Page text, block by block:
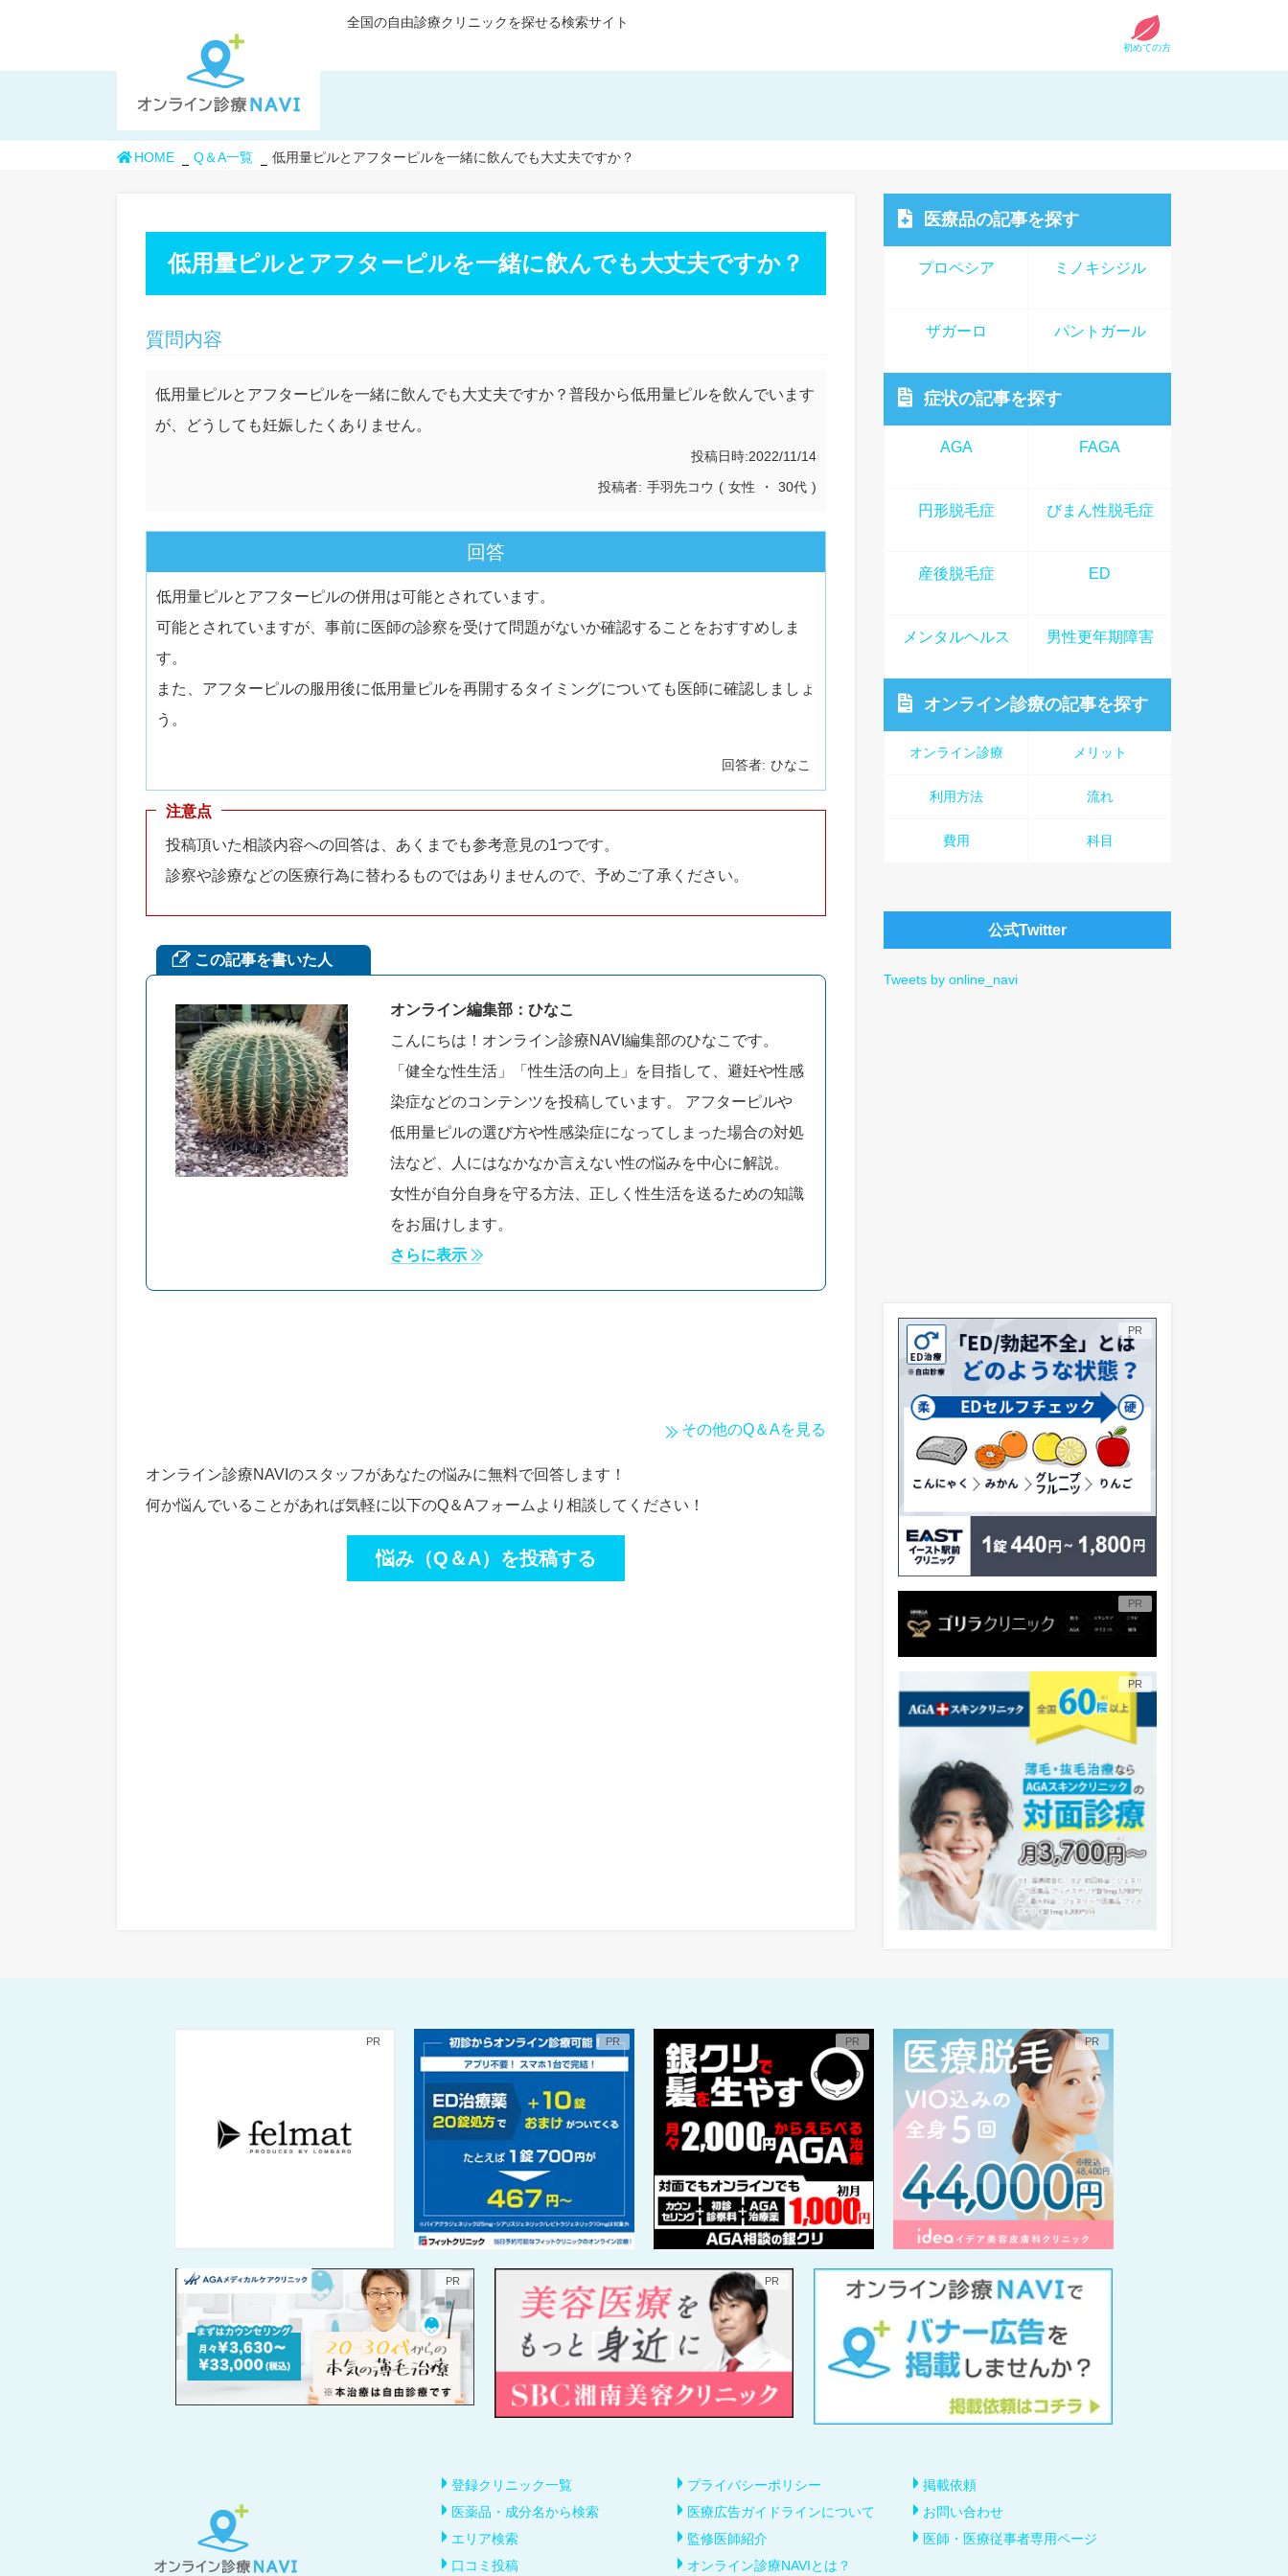
全国の自由診療クリニックを探せる検索サイト
初めての方
HOME Q＆A一覧 低用量ピルとアフターピルを一緒に飲んでも大丈夫ですか？
低用量ピルとアフターピルを一緒に飲んでも大丈夫ですか？
質問内容
低用量ピルとアフターピルを一緒に飲んでも大丈夫ですか？普段から低用量ピルを飲んでいます
が、どうしても妊娠したくありません。
投稿日時 2022/11/14
投稿者 手羽先コウ ( 女性 ・ 30代 )
回答
低用量ピルとアフターピルの併用は可能とされています。
可能とされていますが、事前に医師の診察を受けて問題がないか確認することをおすすめしま
す。
また、アフターピルの服用後に低用量ピルを再開するタイミングについても医師に確認しましょ
う。
回答者 ひなこ
注意点
投稿頂いた相談内容への回答は、あくまでも参考意見の1つです。
診察や診療などの医療行為に替わるものではありませんので、予めご了承ください。
この記事を書いた人
オンライン編集部：ひなこ
こんにちは！オンライン診療NAVI編集部のひなこです。
「健全な性生活」「性生活の向上」を目指して、避妊や性感
染症などのコンテンツを投稿しています。 アフターピルや
低用量ピルの選び方や性感染症になってしまった場合の対処
法など、人にはなかなか言えない性の悩みを中心に解説。
女性が自分自身を守る方法、正しく性生活を送るための知識
をお届けします。
さらに表示
その他のQ＆Aを見る
オンライン診療NAVIのスタッフがあなたの悩みに無料で回答します！
何か悩んでいることがあれば気軽に以下のQ＆Aフォームより相談してください！
悩み（Q＆A）を投稿する
医療品の記事を探す
プロペシア ミノキシジル
ザガーロ パントガール
症状の記事を探す
AGA FAGA
円形脱毛症 びまん性脱毛症
産後脱毛症 ED
メンタルヘルス 男性更年期障害
オンライン診療の記事を探す
オンライン診療 メリット
利用方法 流れ
費用 科目
公式Twitter
Tweets by online_navi
登録クリニック一覧
医薬品・成分名から検索
エリア検索
口コミ投稿
プライバシーポリシー
医療広告ガイドラインについて
監修医師紹介
オンライン診療NAVIとは？
掲載依頼
お問い合わせ
医師・医療従事者専用ページ